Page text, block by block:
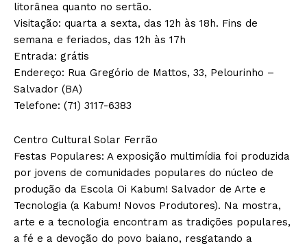
litorânea quanto no sertão.
Visitação: quarta a sexta, das 12h às 18h. Fins de
semana e feriados, das 12h às 17h
Entrada: grátis
Endereço: Rua Gregório de Mattos, 33, Pelourinho –
Salvador (BA)
Telefone: (71) 3117-6383
Centro Cultural Solar Ferrão
Festas Populares: A exposição multimídia foi produzida
por jovens de comunidades populares do núcleo de
produção da Escola Oi Kabum! Salvador de Arte e
Tecnologia (a Kabum! Novos Produtores). Na mostra,
arte e a tecnologia encontram as tradições populares,
a fé e a devoção do povo baiano, resgatando a